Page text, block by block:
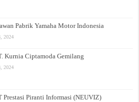
Pabrik Yamaha Motor Indonesia
2024
Kurnia Ciptamoda Gemilang
2024
Prestasi Piranti Informasi (NEUVIZ)